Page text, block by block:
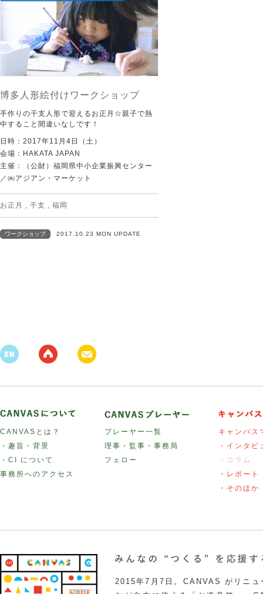
博多人形絵付けワークショップ
手作りの干支人形で迎えるお正月☆親子で熱
中すること間違いなしです！
日時：2017年11月4日（土）
会場：HAKATA JAPAN
主催：（公財）福岡県中小企業振興センター
／㈱アジアン・マーケット
お正月 , 干支 , 福岡
ワークショップ 2017.10.23 MON UPDATE
CANVASとは？
・趣旨・背景
・CI について
事務所へのアクセス
プレーヤー一覧
理事・監事・事務局
フェロー
キャンバス
・インタビ
・コラム
・レポート
・そのほか
2015年7月7日。CANVAS がリニュ